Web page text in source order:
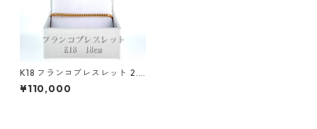
K18 フランコブレスレット 2.1
mm
¥110,000